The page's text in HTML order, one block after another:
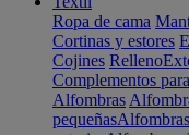
Ropa de cama
Cortinas y estores
Cojines Relleno
Complementos
Alfombras
pequeñas